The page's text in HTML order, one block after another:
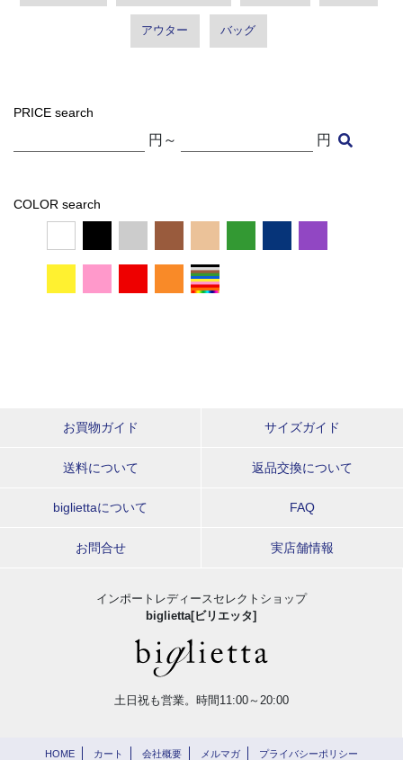
アウター バッグ
PRICE search
円～ 円
COLOR search
お買物ガイド サイズガイド
送料について 返品交換について
bigliettaについて FAQ
お問合せ 実店舗情報
インポートレディースセレクトショップ
biglietta[ビリエッタ]
土日祝も営業。時間11:00～20:00
HOME カート 会社概要 メルマガ プライバシーポリシー